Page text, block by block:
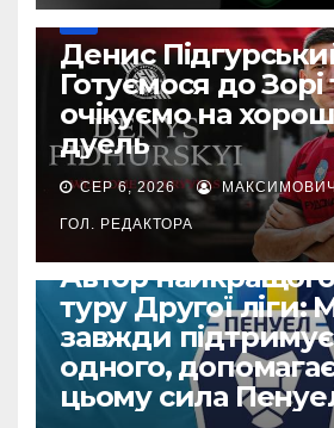
Денис
Готуємося до Зорі
очікуємо на
дуель
СЕР 6, 2026 МАКСИМОВИЧ
ГОЛ. РЕДАКТОРА
Автор найкращого
туру Другої ліги:
завжди
одного,
цьому сила